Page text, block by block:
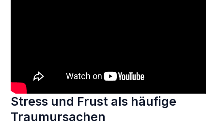
Stress und Frust als häufige
Traumursachen